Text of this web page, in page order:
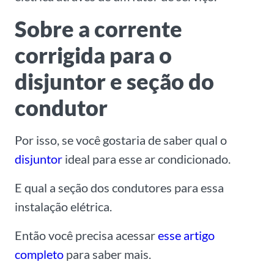
Sobre a corrente
corrigida para o
disjuntor e seção do
condutor
Por isso, se você gostaria de saber qual o
disjuntor ideal para esse ar condicionado.
E qual a seção dos condutores para essa
instalação elétrica.
Então você precisa acessaresse artigo
completo para saber mais.